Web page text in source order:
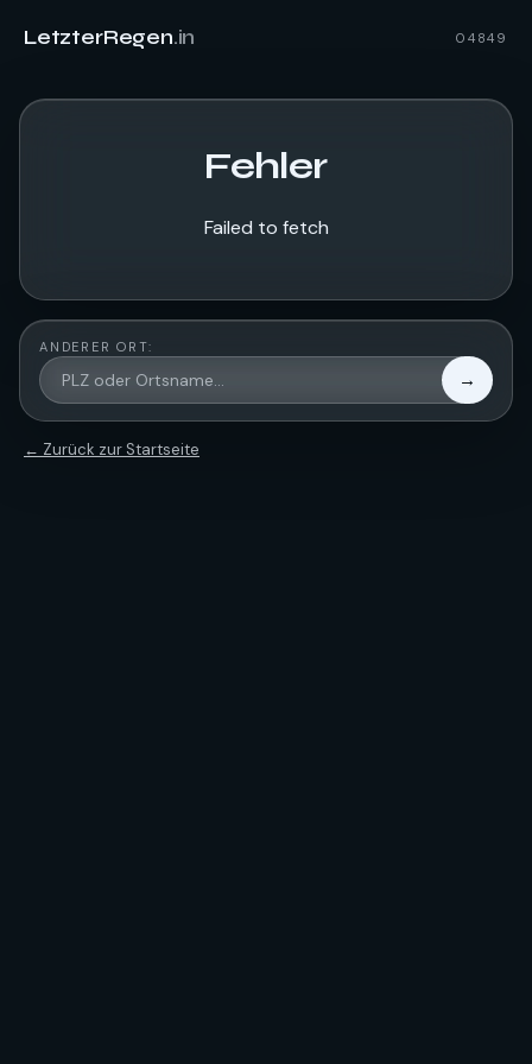
LetzterRegen.in 04849
Fehler
Failed to fetch
ANDERER ORT:
→
← Zurück zur Startseite